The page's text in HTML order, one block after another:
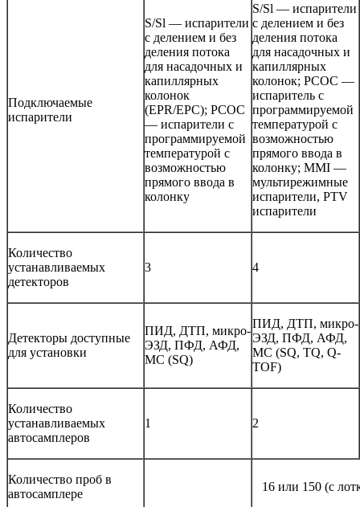
Подключаемые
испарители
S/Sl — испарители
с делением и без
деления потока
для насадочных и
капиллярных
колонок
(EPR/EPC); PCOC
— испарители с
программируемой
температурой с
возможностью
прямого ввода в
колонку
S/Sl — испарители
с делением и без
деления потока
для насадочных и
капиллярных
колонок; PCOC —
испаритель с
программируемой
температурой с
возможностью
прямого ввода в
колонку; MMI —
мультирежимные
испарители, PTV
испарители
Количество
устанавливаемых
детекторов
3 4
Детекторы доступные
для установки
ПИД, ДТП, микро-
ЭЗД, ПФД, АФД,
МС (SQ)
ПИД, ДТП, микро-
ЭЗД, ПФД, АФД,
МС (SQ, TQ, Q-
TOF)
Количество
устанавливаемых
автосамплеров
1 2
Количество проб в
автосамплере
16 или 150 (с